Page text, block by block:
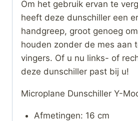
Om het gebruik ervan te
heeft deze dunschiller een
handgreep, groot genoeg
houden zonder de mes aan
vingers. Of u nu links- of
deze dunschiller past bij u!
Microplane Dunschiller Y-
Afmetingen: 16 cm